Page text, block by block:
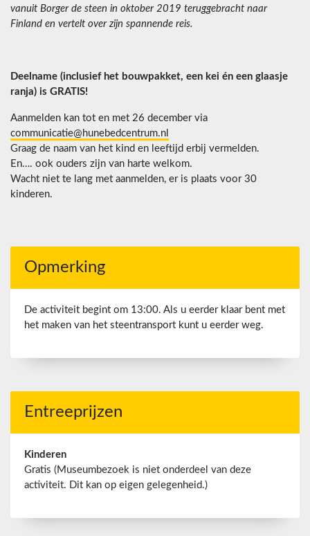
vanuit Borger de steen in oktober 2019 teruggebracht naar
Finland en vertelt over zijn spannende reis.
Deelname (inclusief het bouwpakket, een kei én een glaasje
ranja) is GRATIS!
Aanmelden kan tot en met 26 december via
communicatie@hunebedcentrum.nl
Graag de naam van het kind en leeftijd erbij vermelden.
En…. ook ouders zijn van harte welkom.
Wacht niet te lang met aanmelden, er is plaats voor 30
kinderen.
Opmerking
De activiteit begint om 13:00. Als u eerder klaar bent met
het maken van het steentransport kunt u eerder weg.
Entreeprijzen
Kinderen
Gratis (Museumbezoek is niet onderdeel van deze
activiteit. Dit kan op eigen gelegenheid.)